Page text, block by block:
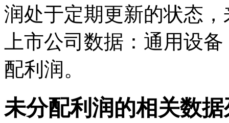
润处于定期更新的状态
上市公司数据：通用设
配利润。
未分配利润的相关数